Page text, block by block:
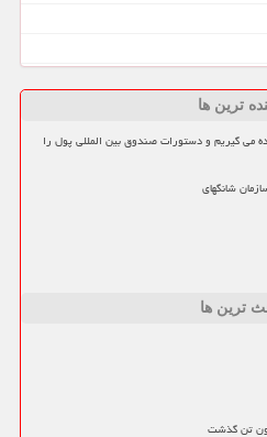
ترین ها
می گیریم و دستورات صندوق بین المللی پول را
شانگهای
ترین ها